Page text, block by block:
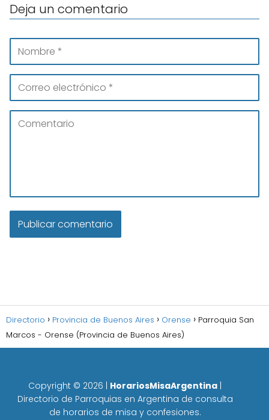
Deja un comentario
Directorio Provincia de Buenos Aires Orense
Parroquia San
Marcos - Orense (Provincia de Buenos Aires)
Copyright © 2026 HorariosMisaArgentina
Directorio de Parroquias en Argentina de consulta
de horarios de misa y confesiones.